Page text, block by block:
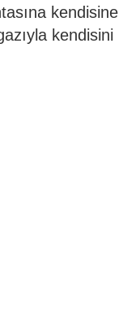
kendisine
kendisini